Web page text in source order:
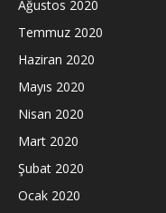
Ağustos 2020
Temmuz 2020
Haziran 2020
Mayıs 2020
Nisan 2020
Mart 2020
Şubat 2020
Ocak 2020